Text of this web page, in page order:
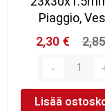
Piaggio,
2,30 €
Lisää